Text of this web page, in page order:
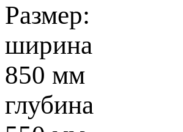
Размер:
ширина
850 мм
глубина